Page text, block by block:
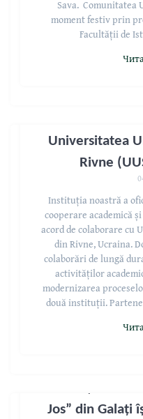
Sava. Comunitatea
moment festiv prin
Facultății de
Universitatea
Rivne
Instituția noastră a
cooperare academică
acord de colaborare cu
din Rivne, Ucraina.
colaborări de lungă
activităților
modernizarea
două instituții.
Jos” din Galați